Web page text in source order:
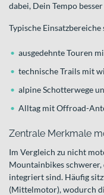
dabei, Dein Tempo
Typische Einsatzbereiche
ausgedehnte Touren
technische Trails mit
alpine Schotterwege
Alltag mit Offroad-
Zentrale Merkmale
Im Vergleich zu nicht
Mountainbikes
integriert sind. Häufig
(Mittelmotor), wodurch